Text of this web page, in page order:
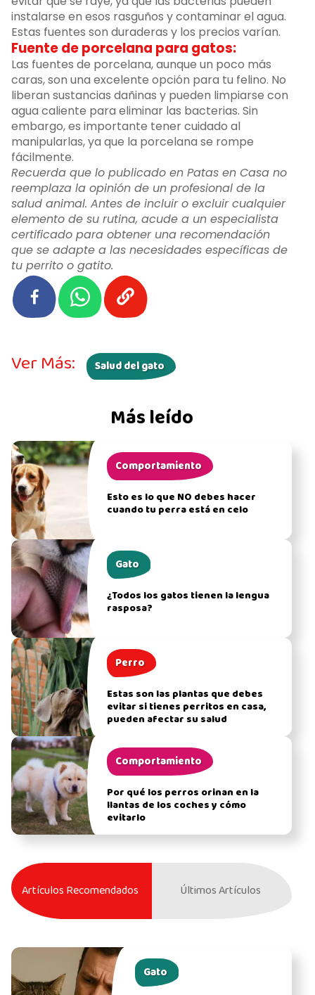
instalarse en esos rasguños y contaminar el agua.
Estas fuentes son duraderas y los precios varían.
Fuente de porcelana para gatos:
Las fuentes de porcelana, aunque un poco más
caras, son una excelente opción para tu felino. No
liberan sustancias dañinas y pueden limpiarse con
agua caliente para eliminar las bacterias. Sin
embargo, es importante tener cuidado al
manipularlas, ya que la porcelana se rompe
fácilmente.
Recuerda que lo publicado en Patas en Casa no
reemplaza la opinión de un profesional de la
salud animal. Antes de incluir o excluir cualquier
elemento de su rutina, acude a un especialista
certificado para obtener una recomendación
que se adapte a las necesidades específicas de
tu perrito o gatito.
Más leído
Comportamiento
Esto es lo que NO debes hacer
cuando tu perra está en celo
Gato
¿Todos los gatos tienen la lengua
rasposa?
Perro
Estas son las plantas que debes
evitar si tienes perritos en casa,
pueden afectar su salud
Comportamiento
Por qué los perros orinan en la
llantas de los coches y cómo
evitarlo
Ver Más: Salud del gato
Artículos Recomendados Últimos Artículos
Gato